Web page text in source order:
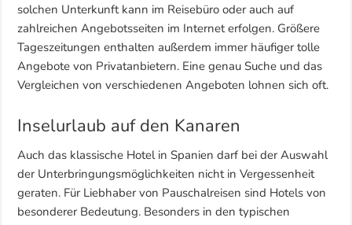
solchen Unterkunft kann im Reisebüro oder auch auf
zahlreichen Angebotsseiten im Internet erfolgen. Größere
Tageszeitungen enthalten außerdem immer häufiger tolle
Angebote von Privatanbietern. Eine genau Suche und das
Vergleichen von verschiedenen Angeboten lohnen sich oft.
Inselurlaub auf den Kanaren
Auch das klassische Hotel in Spanien darf bei der Auswahl
der Unterbringungsmöglichkeiten nicht in Vergessenheit
geraten. Für Liebhaber von Pauschalreisen sind Hotels von
besonderer Bedeutung. Besonders in den typischen